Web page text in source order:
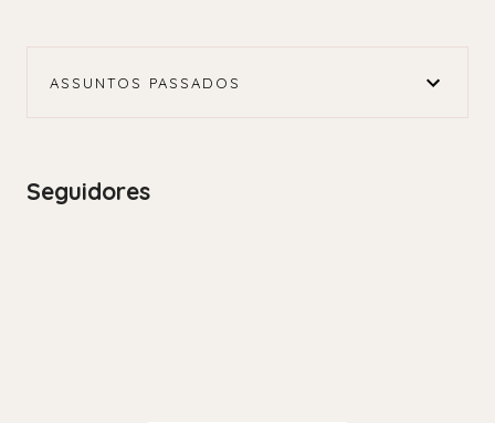
ASSUNTOS PASSADOS
Seguidores